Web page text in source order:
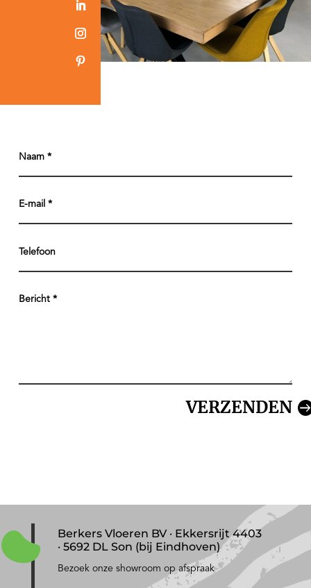
VERZENDEN
Berkers Vloeren BV · Ekkersrijt 4403
· 5692 DL Son (bij Eindhoven)
Bezoek onze showroom op afspraak